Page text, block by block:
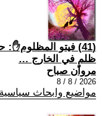
(41) فيتو
ظلمٍ في الخارج …
مروان صباح
2026 / 8 / 8
مواضيع وابحاث سياسية